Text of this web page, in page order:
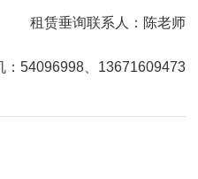
租赁垂询联系人：陈老师
：54096998、13671609473